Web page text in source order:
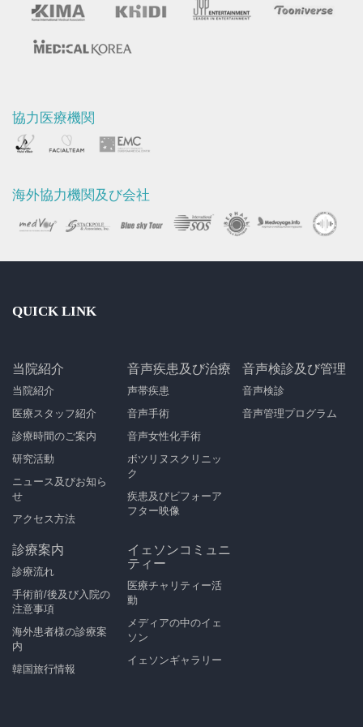
協力医療機関
海外協力機関及び会社
QUICK LINK
当院紹介
当院紹介
医療スタッフ紹介
診療時間のご案内
研究活動
ニュース及びお知ら
せ
アクセス方法
音声疾患及び治療
声帯疾患
音声手術
音声女性化手術
ボツリヌスクリニッ
ク
疾患及びビフォーア
フター映像
音声検診及び管理
音声検診
音声管理プログラム
診療案内
診療流れ
手術前/後及び入院の
注意事項
海外患者様の診療案
内
韓国旅行情報
イェソンコミュニ
ティー
医療チャリティー活
動
メディアの中のイェ
ソン
イェソンギャラリー